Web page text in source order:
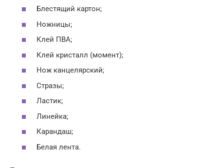
Блестящий картон;
Ножницы;
Клей ПВА;
Клей кристалл (момент);
Нож канцелярский;
Стразы;
Ластик;
Линейка;
Карандаш;
Белая лента.